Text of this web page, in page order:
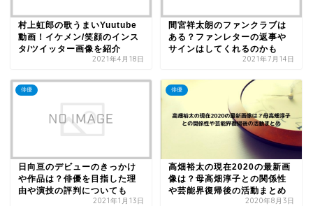
村上虹郎の歌うまいYuutube
動画！イケメン/笑顔のインス
タ/ツイッター画像を紹介
2021年4月18日
間宮祥太朗のファンクラブは
ある？ファンレターの返事や
サインはしてくれるのかも
2021年7月14日
俳優
日向亘のデビューのきっかけ
や作品は？俳優を目指した理
由や演技の評判についても
2021年1月13日
俳優
高畑裕太の現在2020の最新画
像は？母高畑淳子との関係性
や芸能界復帰後の活動まとめ
2020年8月3日